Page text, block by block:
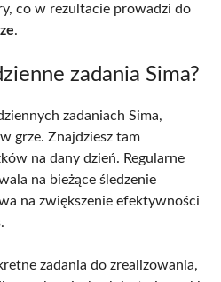
co w rezultacie prowadzi do
.
zadania Sima?
zadaniach Sima,
w grze. Znajdziesz tam
na dany dzień. Regularne
na bieżące śledzenie
na zwiększenie efektywności
zadania do zrealizowania,